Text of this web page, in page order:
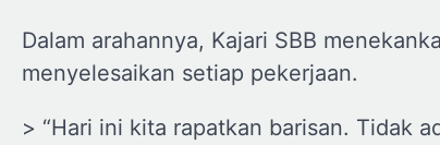
Dalam arahannya, Kajari SBB
menyelesaikan setiap pekerjaan.
> “Hari ini kita rapatkan barisan. Tidak